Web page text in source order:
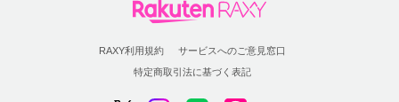
RAXY利用規約
サービスへのご意見窓口
特定商取引法に基づく表記